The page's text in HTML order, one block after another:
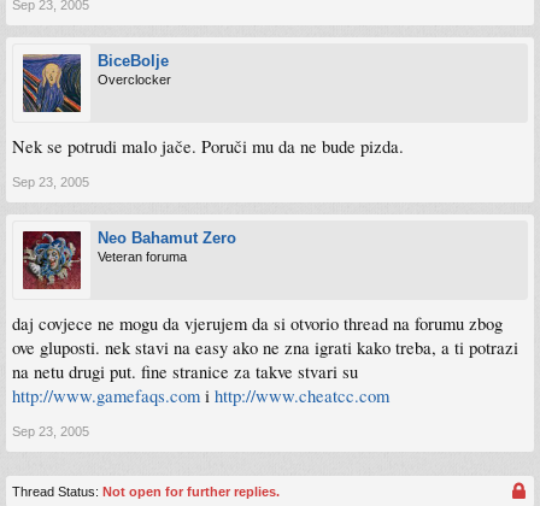
Sep 23, 2005
BiceBolje
Overclocker
Nek se potrudi malo jače. Poruči mu da ne bude pizda.
Sep 23, 2005
Neo Bahamut Zero
Veteran foruma
daj covjece ne mogu da vjerujem da si otvorio thread na forumu zbog
ove gluposti. nek stavi na easy ako ne zna igrati kako treba, a ti potrazi
na netu drugi put. fine stranice za takve stvari su
http://www.gamefaqs.com i http://www.cheatcc.com
Sep 23, 2005
Thread Status: Not open for further replies.